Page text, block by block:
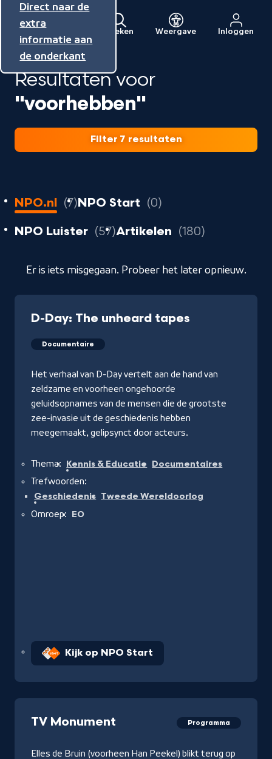
Direct naar de
inhoud
Direct naar de
hoofdnavigatie
Direct naar de
extra
informatie aan
de onderkant
Menu
Naar
de
beginpagina
van
NPO
Zoeken Weergave Inloggen
Resultaten voor
"voorhebben"
Filter 7 resultaten
7
resultaten
geladen
NPO.nl 7 resultaten
NPO Start 0
NPO Luister
57 resultaten
Artikelen 180
Er is iets misgegaan. Probeer het later opnieuw.
D-Day: The unheard tapes
Documentaire
Het verhaal van D-Day vertelt aan de hand van
zeldzame en voorheen ongehoorde
geluidsopnames van de mensen die de grootste
zee-invasie uit de geschiedenis hebben
meegemaakt, gelipsynct door acteurs.
Thema: Kennis & Educatie Documentaires
Trefwoorden:
Geschiedenis Tweede Wereldoorlog
Omroep: EO
Kijk op NPO Start
TV Monument Programma
Elles de Bruin (voorheen Han Peekel) blikt terug op